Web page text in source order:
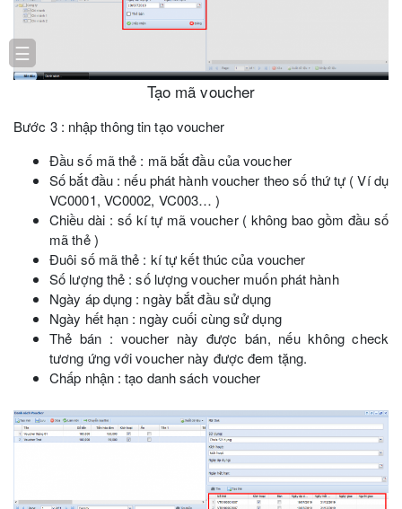
☰
Tạo mã voucher
Bước 3 : nhập thông tin tạo voucher
Đầu số mã thẻ : mã bắt đầu của voucher
Số bắt đầu : nếu phát hành voucher theo số thứ tự ( Ví dụ
VC0001, VC0002, VC003… )
Chiều dài : số kí tự mã voucher ( không bao gồm đầu số
mã thẻ )
Đuôi số mã thẻ : kí tự kết thúc của voucher
Số lượng thẻ : số lượng voucher muốn phát hành
Ngày áp dụng : ngày bắt đầu sử dụng
Ngày hết hạn : ngày cuối cùng sử dụng
Thẻ bán : voucher này được bán, nếu không check
tương ứng với voucher này được đem tặng.
Chấp nhận : tạo danh sách voucher